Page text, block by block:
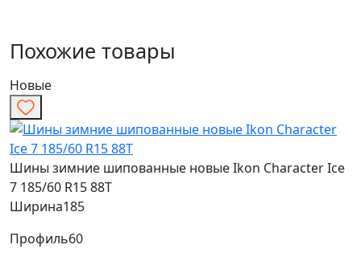
Похожие товары
Новые
Шины зимние шипованные новые Ikon Character Ice
7 185/60 R15 88T
Ширина185
Профиль60